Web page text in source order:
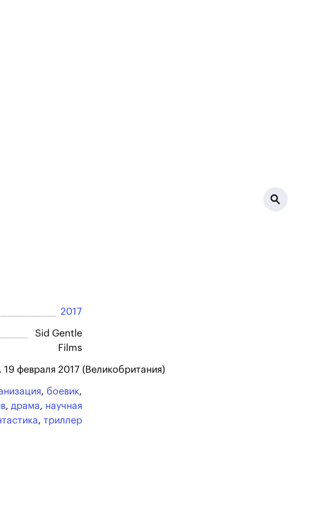
2017
Sid Gentle
Films
февраля 2017 (Великобритания)
, боевик,
, драма, научная
, триллер